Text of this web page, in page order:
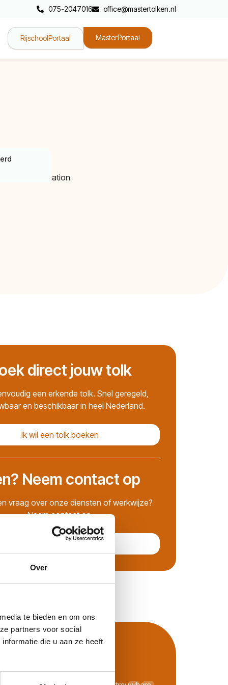
Over
te bieden en om ons
partners voor social
die u aan ze heeft
075-2047016 office@mastertolken.nl
RijschoolPortaal MasterPortaal
direct jouw tolk
een erkende tolk. Snel geregeld,
en beschikbaar in heel Nederland.
Ik wil een tolk boeken
Neem contact op
vraag over onze diensten of werkwijze?
Neem contact op.
Contact opnemen
de tolk van